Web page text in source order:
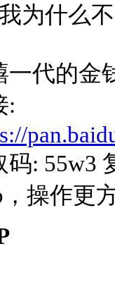
为什么
一代的金
:
码: 55w3
操作更